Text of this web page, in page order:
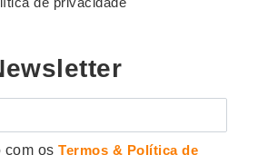
com osTermos & Política de